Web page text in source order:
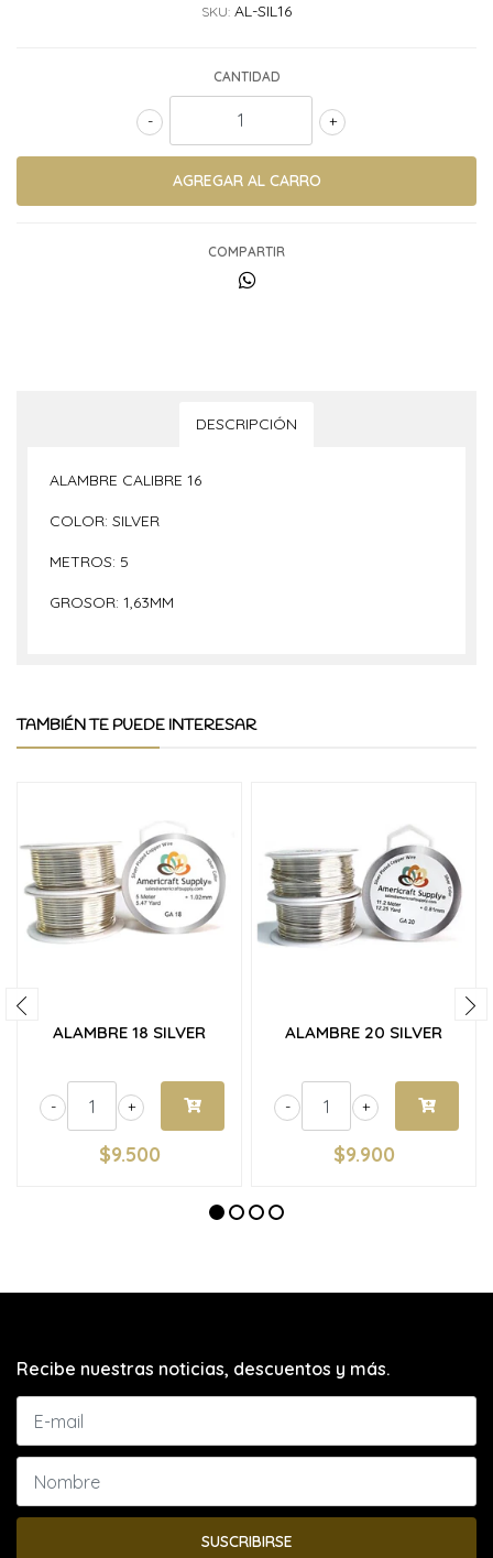
SKU: AL-SIL16
CANTIDAD
+
-
COMPARTIR
DESCRIPCIÓN
ALAMBRE CALIBRE 16
COLOR: SILVER
METROS: 5
GROSOR: 1,63MM
TAMBIÉN TE PUEDE INTERESAR
ALAMBRE 18 SILVER
+
-
$9.500
ALAMBRE 20 SILVER
+
-
$9.900
Recibe nuestras noticias, descuentos y más.
SUSCRIBIRSE